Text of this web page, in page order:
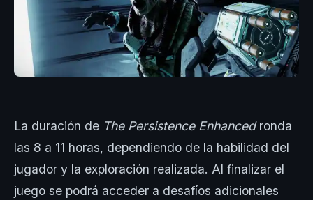
La duración de The Persistence Enhancedronda
las 8 a 11 horas, dependiendo de la habilidad del
jugador y la exploración realizada. Al finalizar el
juego se podrá acceder a desafíos adicionales